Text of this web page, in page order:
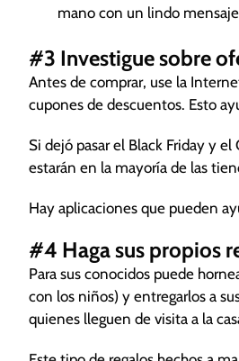
mano con un lindo
#3 Investigue sobre
Antes de comprar, use la
cupones de descuentos. Esto
Si dejó pasar el Black Friday y
estarán en la mayoría de las
Hay aplicaciones que pueden
#4 Haga sus propios
Para sus conocidos puede
con los niños) y entregarlos a
quienes lleguen de visita a la